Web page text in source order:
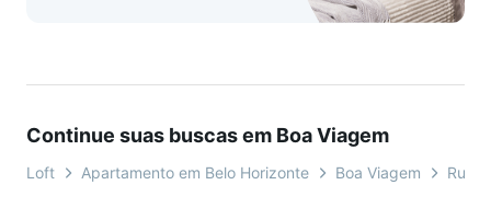
Continue suas buscas em Boa Viagem
Loft Apartamento em Belo Horizonte Boa Viagem Rua